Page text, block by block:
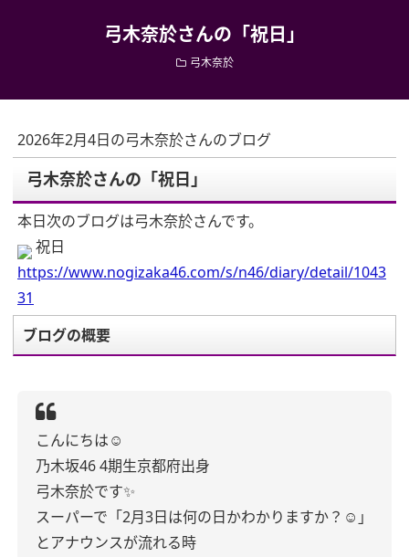
弓木奈於さんの「祝日」
弓木奈於
2026年2月4日の弓木奈於さんのブログ
弓木奈於さんの「祝日」
本日次のブログは弓木奈於さんです。
祝日
https://www.nogizaka46.com/s/n46/diary/detail/1043
31
ブログの概要
こんにちは☺︎
乃木坂46 4期生京都府出身
弓木奈於です✨
スーパーで 「2月3日は何の日かわかりますか？☺︎」
とアナウンスが流れる時